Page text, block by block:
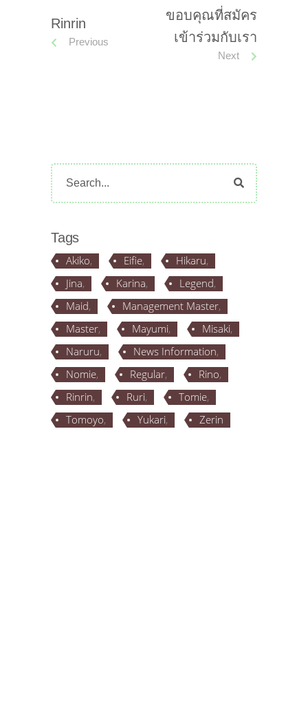
Rinrin
Previous
ขอบคุณที่สมัคร
เข้าร่วมกับเรา
Next
Search
for:
Tags
Akiko Eifie
Hikaru
Jina
Karina
Legend
Maid
Management Master
Master
Mayumi
Misaki
Naruru
News Information
Nomie
Regular
Rino
Rinrin
Ruri
Tomie
Tomoyo
Yukari Zerin